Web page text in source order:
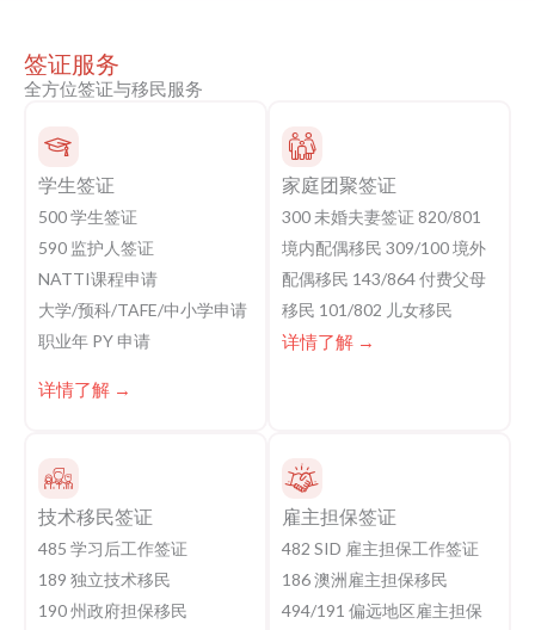
签证服务
全方位签证与移民服务
学生签证
500 学生签证
590 监护人签证
NATTI课程申请
大学/预科/TAFE/中小学申请
职业年 PY 申请
详情了解 →
家庭团聚签证
300 未婚夫妻签证 820/801
境内配偶移民 309/100 境外
配偶移民 143/864 付费父母
移民 101/802 儿女移民
详情了解 →
技术移民签证
485 学习后工作签证
189 独立技术移民
190 州政府担保移民
雇主担保签证
482 SID 雇主担保工作签证
186 澳洲雇主担保移民
494/191 偏远地区雇主担保